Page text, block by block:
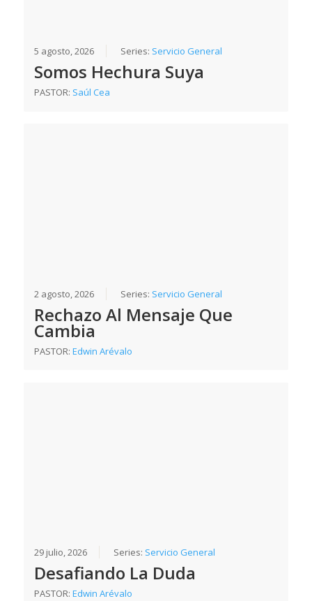
5 agosto, 2026 Series: Servicio General
Somos Hechura Suya
PASTOR: Saúl Cea
2 agosto, 2026 Series: Servicio General
Rechazo Al Mensaje Que
Cambia
PASTOR:Edwin Arévalo
29 julio, 2026 Series: Servicio General
Desafiando La Duda
PASTOR:Edwin Arévalo